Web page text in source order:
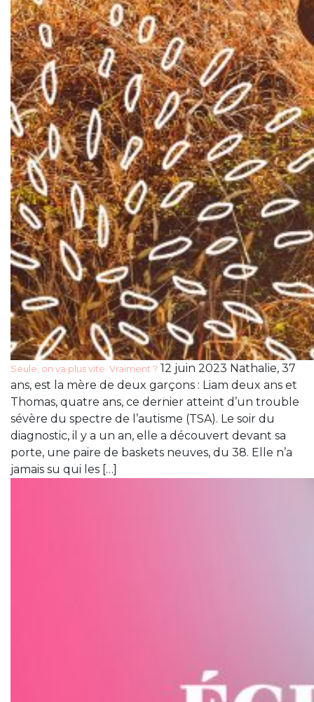
Seule, on va plus vite. Vraiment ? 12 juin 2023 Nathalie, 37
ans, est la mère de deux garçons : Liam deux ans et
Thomas, quatre ans, ce dernier atteint d’un trouble
sévère du spectre de l’autisme (TSA). Le soir du
diagnostic, il y a un an, elle a découvert devant sa
porte, une paire de baskets neuves, du 38. Elle n’a
jamais su qui les […]